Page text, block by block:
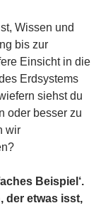
Wissen und
bis zur
Einsicht in die
Erdsystems
siehst du
oder besser zu
wir
Beispiel‘.
der etwas isst,